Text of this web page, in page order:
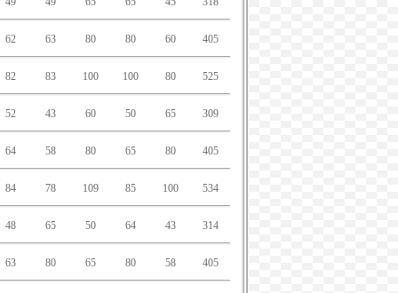
62 63 80 80 60 405
82 83 100 100 80 525
52 43 60 50 65 309
64 58 80 65 80 405
84 78 109 85 100 534
48 65 50 64 43 314
63 80 65 80 58 405